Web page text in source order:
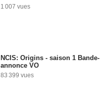
1 007 vues
NCIS: Origins - saison 1 Bande-
annonce VO
83 399 vues